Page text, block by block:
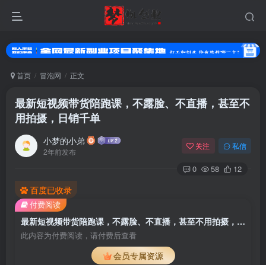
首页 冒泡网 正文
最新短视频带货陪跑课，不露脸、不直播，甚至不
用拍摄，日销千单
小梦的小弟
2年前发布
关注 私信
0 58 12
百度已收录
最新短视频带货陪跑课，不露脸、不直播，甚至不用拍摄，日销千单
此内容为付费阅读，请付费后查看
会员专属资源
付费阅读扫码登录
使用其它方式登录 或注册